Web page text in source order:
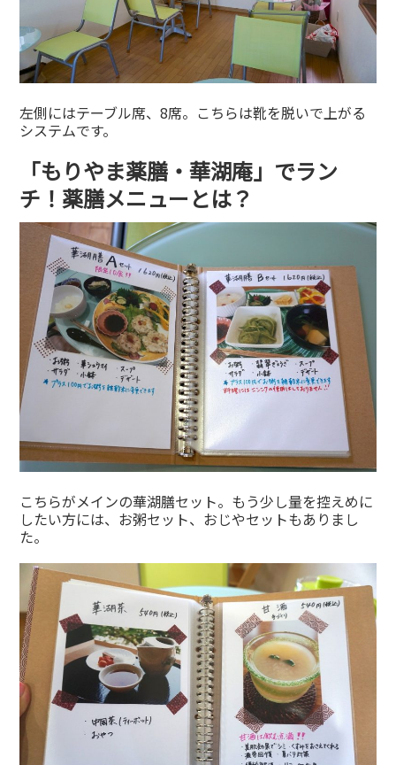
左側にはテーブル席、8席。こちらは靴を脱いで上がる
システムです。
「もりやま薬膳・華湖庵」でラン
チ！薬膳メニューとは？
こちらがメインの華湖膳セット。もう少し量を控えめに
したい方には、お粥セット、おじやセットもありまし
た。